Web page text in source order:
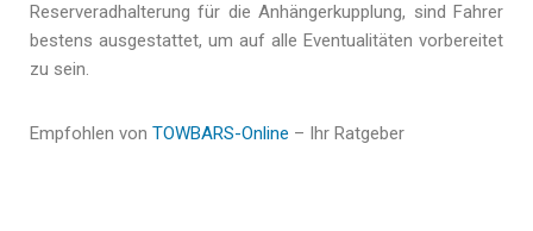
Reserveradhalterung für die Anhängerkupplung, sind Fahrer
bestens ausgestattet, um auf alle Eventualitäten vorbereitet
zu sein.
Empfohlen von TOWBARS-Online – Ihr Ratgeber